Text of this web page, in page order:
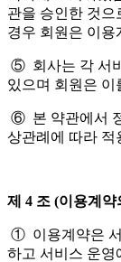
관을 승인한 것으
경우 회원은 이용
⑤ 회사는 각 서
있으며 회원은 이
⑥ 본 약관에서
상관례에 따라 적
제 4 조 (이용계약
① 이용계약은 서
하고 서비스 운영